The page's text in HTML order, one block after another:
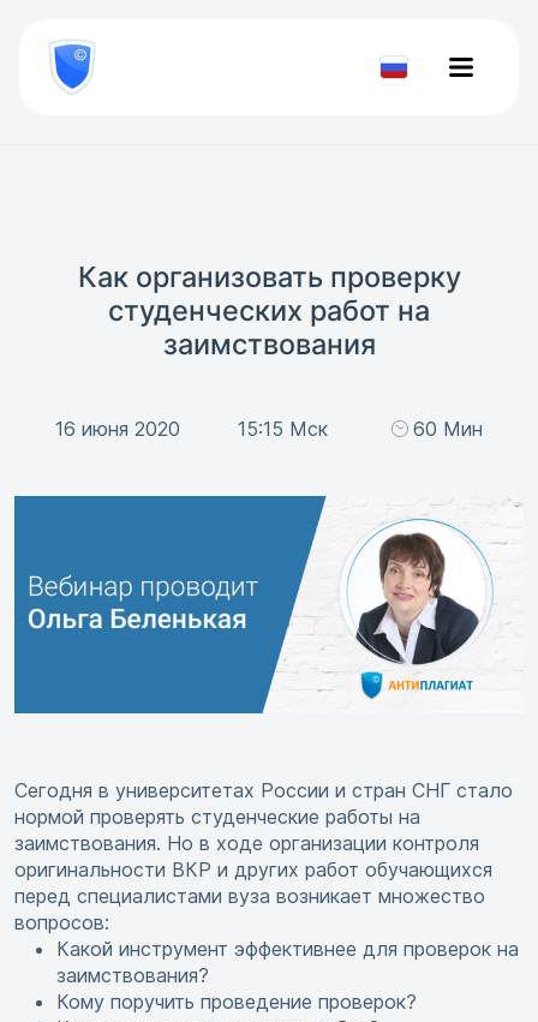
800
777-
81-Проверить
Как организовать проверку
студенческих работ на
заимствования
16 июня 2020 15:15 Мск 60 Мин
Сегодня в университетах России и стран СНГ стало
нормой проверять студенческие работы на
заимствования. Но в ходе организации контроля
оригинальности ВКР и других работ обучающихся
перед специалистами вуза возникает множество
вопросов:
Какой инструмент эффективнее для проверок на
заимствования?
Кому поручить проведение проверок?